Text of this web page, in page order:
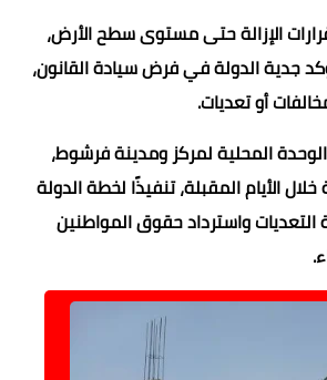
الإزالة حتى مستوى سطح الأرض،
جدية الدولة في فرض سيادة القانون،
أو تعديات.
المحلية لمركز ومدينة فرشوط،
خلال الأيام المقبلة، تنفيذًا لخطة الدولة
واسترداد حقوق المواطنين